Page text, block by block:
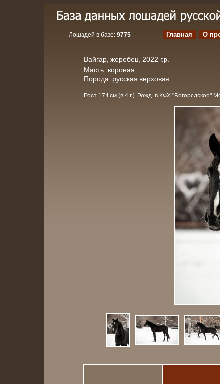
Лошадей в базе: 9775 Главная О
Вайгар, жеребец, 2022 г.р.
Масть: вороная
Порода: русская верховая
Рост 174 см (в 4 г.). Рожд. в КФХ "Богородское"